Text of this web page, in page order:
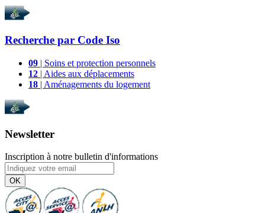
Recherche par Code Iso
09 | Soins et protection personnels
12 | Aides aux déplacements
18 | Aménagements du logement
Newsletter
Inscription à notre bulletin d'informations
OK